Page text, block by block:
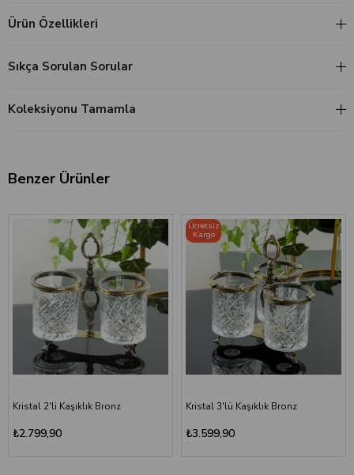
Ürün Özellikleri
Sıkça Sorulan Sorular
Koleksiyonu Tamamla
Benzer Ürünler
Kristal 2'li Kaşıklık Bronz
₺2.799,90
Kristal 3'lü Kaşıklık Bronz
₺3.599,90
Ücretsiz
Kargo